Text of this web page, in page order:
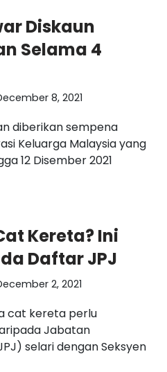
Diskaun
Selama 4
8, 2021
diberikan sempena
Keluarga Malaysia yang
12 Disember 2021
Kereta? Ini
Daftar JPJ
2, 2021
cat kereta perlu
Jabatan
selari dengan Seksyen